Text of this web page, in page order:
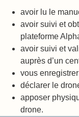
avoir lu le
avoir suivi et
plateforme
avoir suivi et
auprès d’un
vous
déclarer le
apposer
drone.